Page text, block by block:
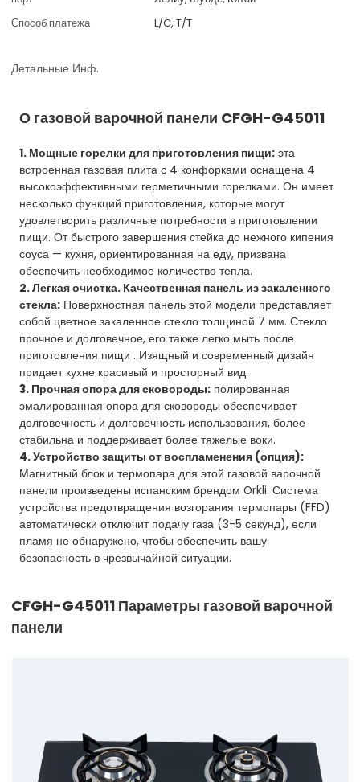
Способ платежа
L/C, T/T
Детальные Инф.
О газовой варочной панели CFGH-G45011
1. Мощные горелки для приготовления пищи: эта
встроенная газовая плита с 4 конфорками оснащена 4
высокоэффективными герметичными горелками. Он имеет
несколько функций приготовления, которые могут
удовлетворить различные потребности в приготовлении
пищи. От быстрого завершения стейка до нежного кипения
соуса — кухня, ориентированная на еду, призвана
обеспечить необходимое количество тепла.
2. Легкая очистка. Качественная панель из закаленного
стекла: Поверхностная панель этой модели представляет
собой цветное закаленное стекло толщиной 7 мм. Стекло
прочное и долговечное, его также легко мыть после
приготовления пищи. Изящный и современный дизайн
придает кухне красивый и просторный вид.
3. Прочная опора для сковороды: полированная
эмалированная опора для сковороды обеспечивает
долговечность и долговечность использования, более
стабильна и поддерживает более тяжелые воки.
4. Устройство защиты от воспламенения (опция):
Магнитный блок и термопара для этой газовой варочной
панели произведены испанским брендом Orkli. Система
устройства предотвращения возгорания термопары (FFD)
автоматически отключит подачу газа (3-5 секунд), если
пламя не обнаружено, чтобы обеспечить вашу
безопасность в чрезвычайной ситуации.
CFGH-G45011 Параметры газовой варочной
панели